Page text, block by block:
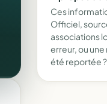
Ces
Officiel,
associations
erreur, ou une
été reportée ?